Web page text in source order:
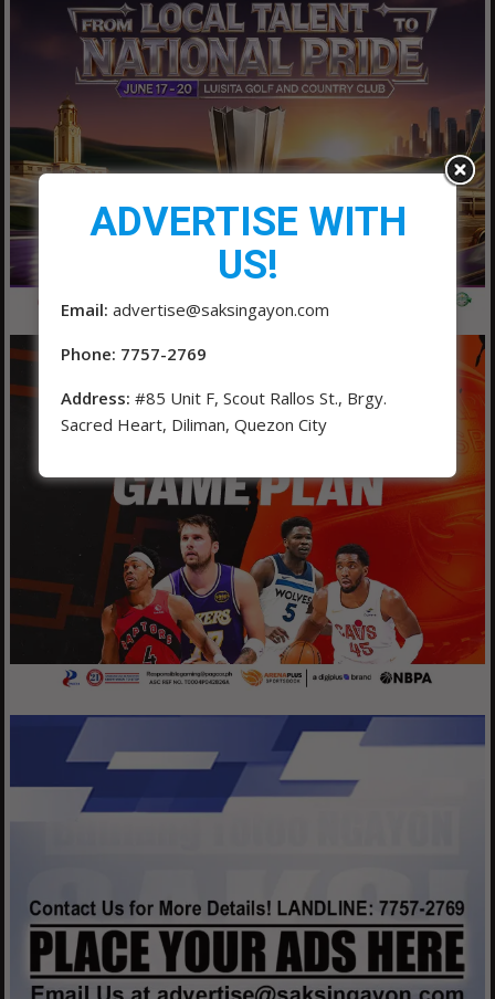
ADVERTISE WITH
US!
Email: advertise@saksingayon.com
Phone: 7757-2769
Address: #85 Unit F, Scout Rallos St., Brgy.
Sacred Heart, Diliman, Quezon City